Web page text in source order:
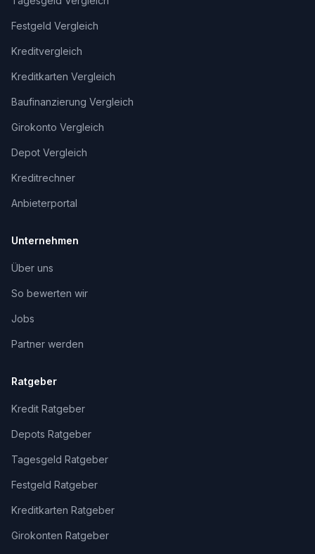
Festgeld Vergleich
Kreditvergleich
Kreditkarten Vergleich
Baufinanzierung Vergleich
Girokonto Vergleich
Depot Vergleich
Kreditrechner
Anbieterportal
Unternehmen
Über uns
So bewerten wir
Jobs
Partner werden
Ratgeber
Kredit Ratgeber
Depots Ratgeber
Tagesgeld Ratgeber
Festgeld Ratgeber
Kreditkarten Ratgeber
Girokonten Ratgeber